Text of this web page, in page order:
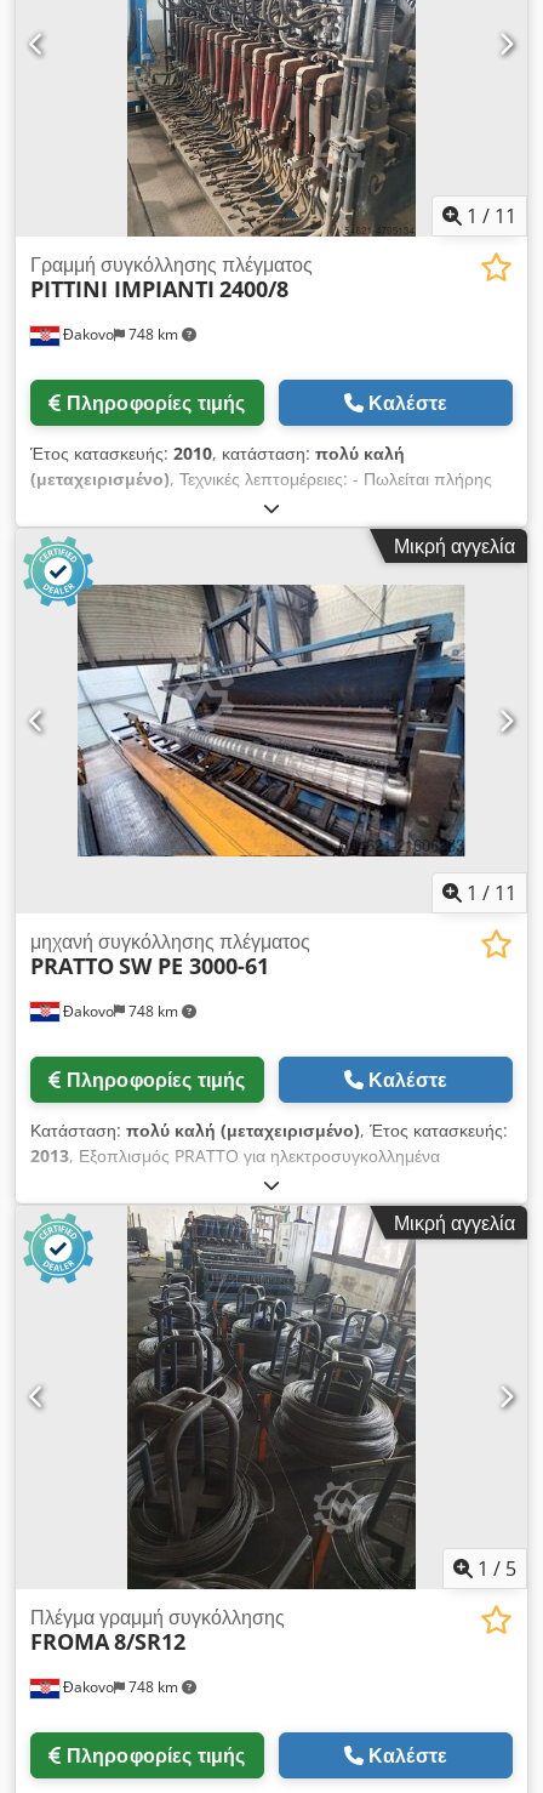
STARWELD POBH μπορεί να μετατρέψει τα έργα περίφραξής
σας σε έργα αριστείας. Dcjdjd Rlanepfx Alfok
1 / 11
Đakovo 748 km
Γραμμή συγκόλλησης πλέγματος
PITTINI IMPIANTI 2400/8
Πληροφορίες τιμής Καλέστε
Έτος κατασκευής: 2010, κατάσταση: πολύ καλή
(μεταχειρισμένο), Τεχνικές λεπτομέρειες: - Πωλείται πλήρης
αυτόματη γραμμή συγκόλλησης πλέγματος PITTINI / EVG -
Πλάτος ματιών - μέγ. 2400 mm - Μήκος ματιού - μέγ. 8000
mm - Dia. Διαμήκη σύρμα - μέγ. 10 mm - Dia. Διαγώνιο σύρμα
- μα. 10 mm - Μέγ. αριθμός διαμήκους καλωδίου - 24 -
Διαμήκης και εγκάρσια σύρμα από πηνία - Μονάδα
τροφοδοσίας διαγώνιου σύρματος - EVG - Ταχύτητα - μέγ. 110
τακτικές / λεπτό - εγκατεστημένη ισχύς - 1,5 Mw - Αυτόματη
μονάδα συσκευασίας πλέγματος Dcsdpfxsfwm D To Alfek
Μικρή αγγελία
1 / 11
Đakovo 748 km
μηχανή συγκόλλησης πλέγματος
PRATTOSW PE 3000-61
Πληροφορίες τιμής Καλέστε
Κατάσταση: πολύ καλή (μεταχειρισμένο), Έτος κατασκευής:
2013, Εξοπλισμός PRATTO για ηλεκτροσυγκολλημένα
γαλβανιζέ πλέγματα Τεχνικά χαρακτηριστικά μηχανής: Η
STARWELD PE είναι μια γραμμή υψηλής απόδοσης για
παραγωγή λεπτού & ελαφρού πλέγματος σε ρολά ή σε ρολά &
φύλλα. • 2 αποσυρτήρες για τροφοδοσία εγκάρσιου σύρματος •
36 αποσυρτήρες για τροφοδοσία διαμήκους σύρματος
Djdsyxn Rnopfx Alfeck • Διαστάσεις πλέγματος από 1 έως 3 μ.
(παραγωγή 2 ειδών ταυτόχρονα, π.χ. 1 μ. με 2 μ., 1,5 μ. με 1,5
μ., 1,2 μ. με 1,8 μ.) • Εύρος διαμέτρου σύρματος 1,2 – 3 χιλ. •
Ταχύτητα λειτουργίας (χτυπήματα/λεπτό): έως 130 • Αυτόματη
στοίβαξη ρολών • Διαχείριση με PLC
Μικρή αγγελία
1 / 5
Đakovo 748 km
Πλέγμα γραμμή συγκόλλησης
FROMA8/SR12
Πληροφορίες τιμής Καλέστε